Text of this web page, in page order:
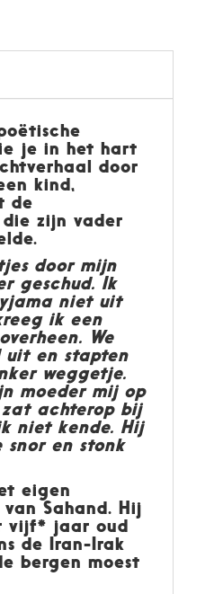
je in het hart
door
kind,
de
zijn vader
door mijn
geschud. Ik
niet uit
ik een
We
uit en stapten
weggetje.
moeder mij op
achterop bij
niet kende. Hij
snor en stonk
eigen
Sahand. Hij
vijf* jaar oud
de Iran-Irak
bergen moest